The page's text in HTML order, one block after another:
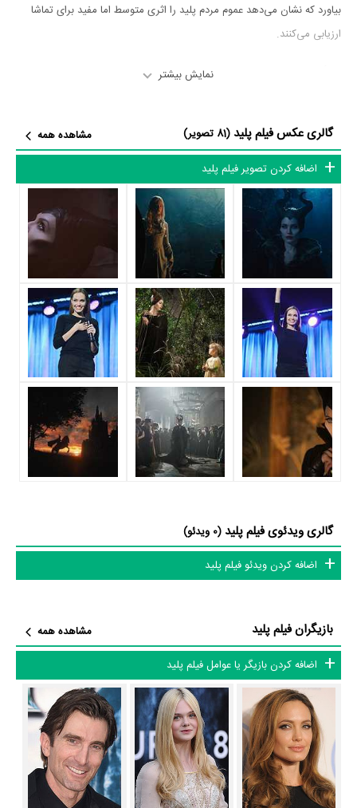
بیاورد که نشان می‌دهد عموم مردم پلید را اثری متوسط اما مفید برای تماشا
ارزیابی می‌کنند.
نقش Maleficent (as Angelina Jolie)،
در نقش Aurora،
شارلتو کوپلیدر نقش Stefan،Lesley Manville در نقش Flittle،Imelda
Stauntonدر نقش Knotgrass، جونو تیمپلدر نقش Thistletwit و
Sam
Riley
در نقش Diaval به ایفای نقش و بازیگری پرداخته‌اند. در فیلم پلید حدود
15 بازیگر جلوی دوربین رفته‌اند که از نظر تعداد بازیگران می‌توان پلید را یک اثر
پربازیگر عنوان کرد. از این‌لحاظ کارگردانی فیلم پلید باتوجه به بازی گرفتن از این
تعداد بازیگر و مدیریت آنها کار بسیار دشواری بوده است؛ باید بررسی کرد آیا
رابرت اشترمبرگبه‌عنوان کارگردان و به‌عنوان بازیگردان و همچنین تیم بازیگری
پلید توانسته‌اند در این زمینه موفق باشند و بازی‌های درخشانی را نمایش دهند؟
از دیگر بازیگران فیلم پلید می‌توان بهبرنتون توایتز
در نقش Prince Phillip،
Kenneth Cranhamدر نقش King Henry،Sarah Flind
در نقش
Princess Leila's Handmaiden،
Hannah New
در نقش Princess
Isobelle Molloy در نقش Young Maleficent،Michael Higgins
در نقش Young Stefan،Ella Purnell
در نقش Teen Maleficent و
Jackson Bews
در نقش Teen Stefan اشاره کرد.
بازیگران پلید عمدتا از میانسالان هستند.
داستان فیلم پلید
لیندا وولورتوننوشته شده است.
در خلاصه داستانی که یا از سوی تیم رسانه‌ای اثر و یا توسط دیگر رسانه‌ها درباره
داستان پلید منتشر شده است، می‌خوانیم: «داستان فیلم در ارتباط با زنی
مهربان با قلبی پاک به نام Maleficent (با بازی آنجلینا جولی) است که در ابتدا
زندگی روستایی را در صلح می گذارند که ناگهان ارتشی به سرزمین او حمله می
کند و او به عنوان قدرتمند ترین محافظ به شدت از سرزمین خود محافظت
میکند اما ظالمانه در حق او خیانت می شود و قلب مهربان و پاکش تبدیل به
نمایش بیشتر
گالری عکس فیلم پلید (81 تصویر)
مشاهده همه
اضافه کردن تصویر فیلم پلید
گالری ویدئوی فیلم پلید (0 ویدئو)
اضافه کردن ویدئو فیلم پلید
بازیگران فیلم پلید
مشاهده همه
اضافه کردن بازیگر یا عوامل فیلم پلید